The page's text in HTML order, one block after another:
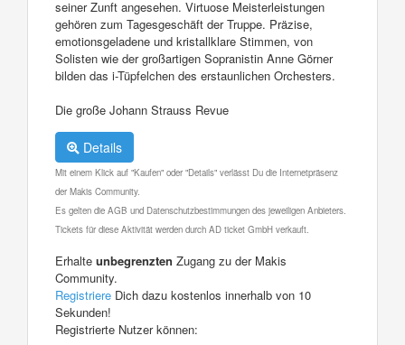
seiner Zunft angesehen. Virtuose Meisterleistungen
gehören zum Tagesgeschäft der Truppe. Präzise,
emotionsgeladene und kristallklare Stimmen, von
Solisten wie der großartigen Sopranistin Anne Görner
bilden das i-Tüpfelchen des erstaunlichen Orchesters.
Die große Johann Strauss Revue
Details
Mit einem Klick auf "Kaufen" oder "Details" verlässt Du die Internetpräsenz
der Makis Community.
Es gelten die AGB und Datenschutzbestimmungen des jeweiligen Anbieters.
Tickets für diese Aktivität werden durch AD ticket GmbH verkauft.
Erhalte unbegrenzten Zugang zu der Makis
Community.
Registriere Dich dazu kostenlos innerhalb von 10
Sekunden!
Registrierte Nutzer können: